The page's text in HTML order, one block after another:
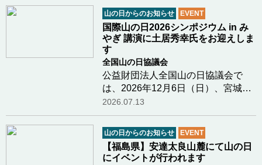
ましたのでご紹介します鳥のさえず
り、川のせせらぎ、木漏れ日、川の
水の冷たさ和歌山…つづきを読む
山の日からのお知らせ EVENT
国際山の日2026シンポジウム in み
やぎ 講演に土居秀幸氏をお迎えしま
す
全国山の日協議会
公益財団法人全国山の日協議会で
は、2026年12月6日（日）、宮城県
栗原市において「国際山の日2026シ
ンポジウム in みやぎ」を開催しま
す。 本シンポジウムでは、「生物多
様性」をメインテーマに掲げ、山や
森が育む自然の恵…つづきを読む
2026.07.13
山の日からのお知らせ EVENT
【福島県】安達太良山麓にて山の日
にイベントが行われます